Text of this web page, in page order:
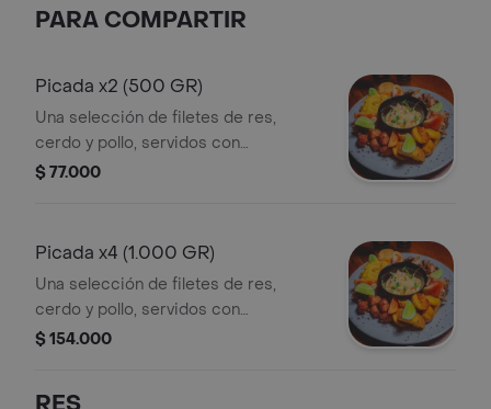
PARA COMPARTIR
Picada x2 (500 GR)
Una selección de filetes de res,
cerdo y pollo, servidos con
chicharrón, chorizo santarrosano,
coleslaw.
$ 77.000
Picada x4 (1.000 GR)
Una selección de filetes de res,
cerdo y pollo, servidos con
chicharrón, chorizo santarrosano,
$ 154.000